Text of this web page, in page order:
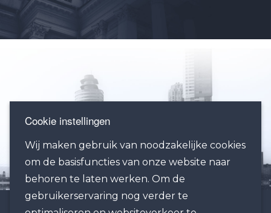
Cookie instellingen
Wij maken gebruik van noodzakelijke cookies
om de basisfuncties van onze website naar
behoren te laten werken. Om de
gebruikerservaring nog verder te